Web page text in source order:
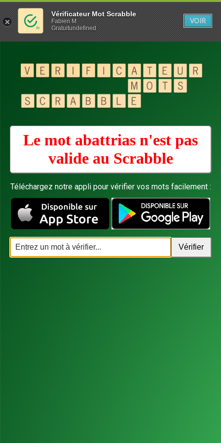
Le mot abattrias n'est pas
valide au Scrabble
Téléchargez notre appli pour vérifier vos mots facilement :
Vérificateur Mot Scrabble
Fabien M
Gratuitundefined
VOIR